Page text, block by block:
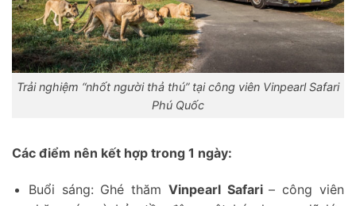
Trải nghiệm “nhốt người thả thú” tại công viên Vinpearl Safari
Phú Quốc
Các điểm nên kết hợp trong 1 ngày:
Buổi sáng: Ghé thăm Vinpearl Safari– công viên